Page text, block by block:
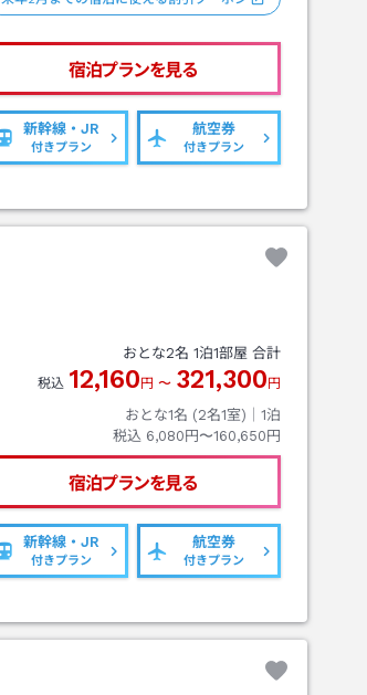
宿泊プランを見る
新幹線・JR
付きプラン
航空券
付きプラン
おとな2名 1泊1部屋 合計
税込 12,160 円 〜 321,300 円
おとな1名 (2名1室)｜ 1泊
税込 6,080円〜160,650円
宿泊プランを見る
新幹線・JR
付きプラン
航空券
付きプラン